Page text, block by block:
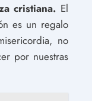
cristiana. El
es un regalo
no
por nuestras